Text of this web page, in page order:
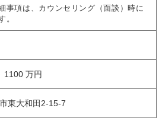
事項は、カウンセリング（面談）時に
。
1100 万円
東大和田2-15-7